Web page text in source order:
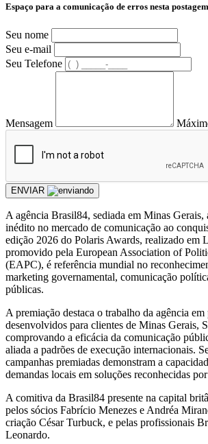
Espaço para a comunicação de erros nesta postagem
Seu nome
Seu e-mail
Seu Telefone
Mensagem
ENVIAR
A agência Brasil84, sediada em Minas
inédito no mercado de comunicação ao
edição 2026 do Polaris Awards, realizado em
promovido pela European Association of
(EAPC), é referência mundial no
marketing governamental, comunicação
públicas.
A premiação destaca o trabalho da agência em
desenvolvidos para clientes de Minas Gerais,
comprovando a eficácia da comunicação
aliada a padrões de execução internacionais.
campanhas premiadas demonstram a
demandas locais em soluções reconhecidas
A comitiva da Brasil84 presente na capital
pelos sócios Fabrício Menezes e Andréa
criação César Turbuck, e pelas profissionais
Leonardo.